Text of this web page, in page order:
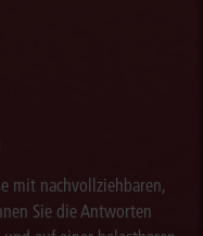
mit nachvollziehbaren,
Sie die Antworten